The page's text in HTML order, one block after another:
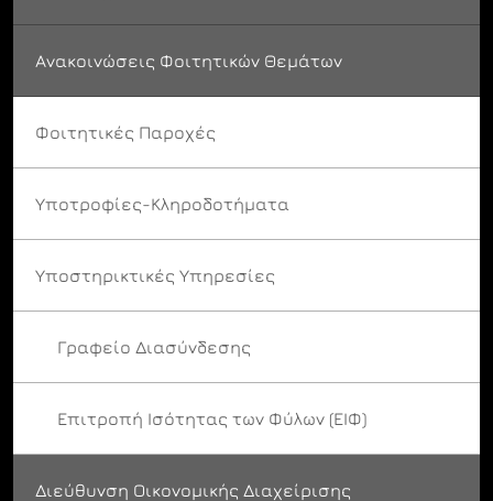
Ανακοινώσεις Φοιτητικών Θεμάτων
Φοιτητικές Παροχές
Υποτροφίες-Κληροδοτήματα
Υποστηρικτικές Υπηρεσίες
Γραφείο Διασύνδεσης
Επιτροπή Ισότητας των Φύλων (ΕΙΦ)
Διεύθυνση Οικονομικής Διαχείρισης